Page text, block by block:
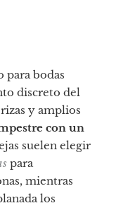
para bodas
discreto del
y amplios
con un
suelen elegir
para
mientras
los